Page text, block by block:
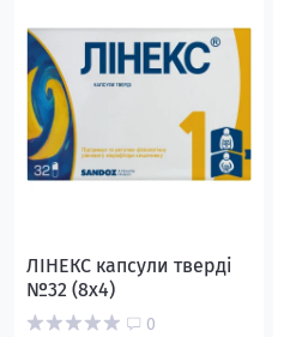
ЛІНЕКС капсули тверді
№32 (8х4)
0